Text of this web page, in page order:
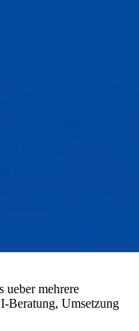
ueber mehrere
Beratung, Umsetzung